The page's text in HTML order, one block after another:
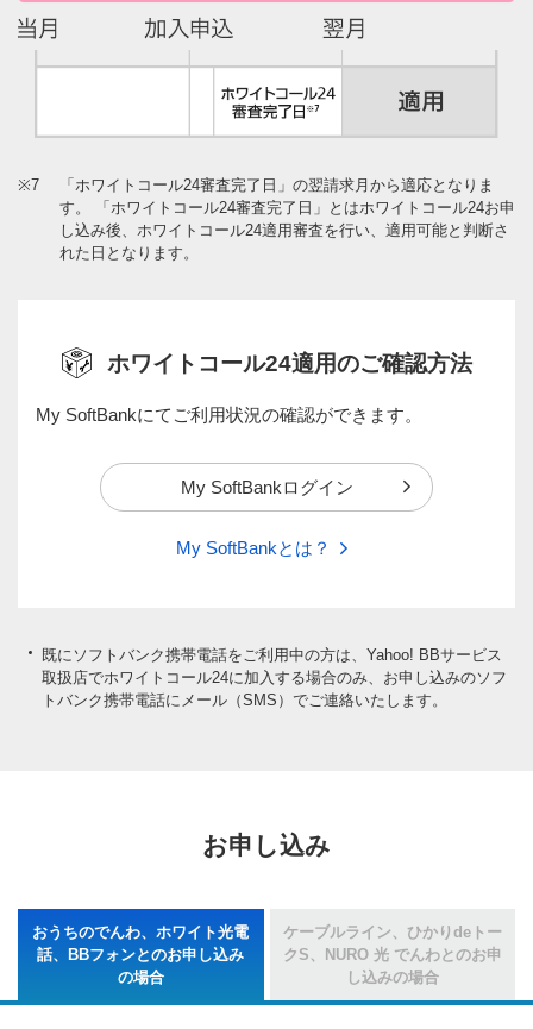
※7
「ホワイトコール24審査完了日」の翌請求月から適応となりま
す。 「ホワイトコール24審査完了日」とはホワイトコール24お申
し込み後、ホワイトコール24適用審査を行い、適用可能と判断さ
れた日となります。
ホワイトコール24適用のご確認方法
My SoftBankにてご利用状況の確認ができます。
My SoftBankログイン
My SoftBankとは？
既にソフトバンク携帯電話をご利用中の方は、Yahoo! BBサービス
取扱店でホワイトコール24に加入する場合のみ、お申し込みのソフ
トバンク携帯電話にメール（SMS）でご連絡いたします。
お申し込み
おうちのでんわ、ホワイト光電
話、BBフォンとのお申し込み
の場合
ケーブルライン、ひかりdeトー
クS、NURO 光 でんわとのお申
し込みの場合